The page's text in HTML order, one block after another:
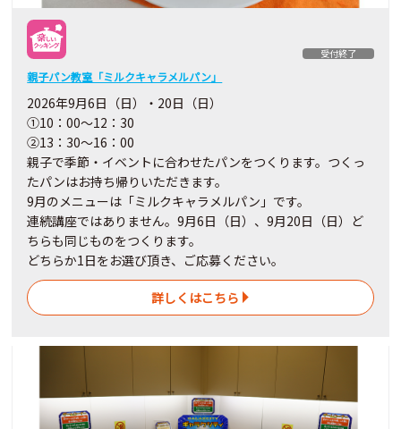
受付終了
親子パン教室「ミルクキャラメルパン」
2026年9月6日（日）・20日（日）
①10：00～12：30
②13：30～16：00
親子で季節・イベントに合わせたパンをつくります。つくっ
たパンはお持ち帰りいただきます。
9月のメニューは「ミルクキャラメルパン」です。
連続講座ではありません。9月6日（日）、9月20日（日）ど
ちらも同じものをつくります。
どちらか1日をお選び頂き、ご応募ください。
詳しくはこちら